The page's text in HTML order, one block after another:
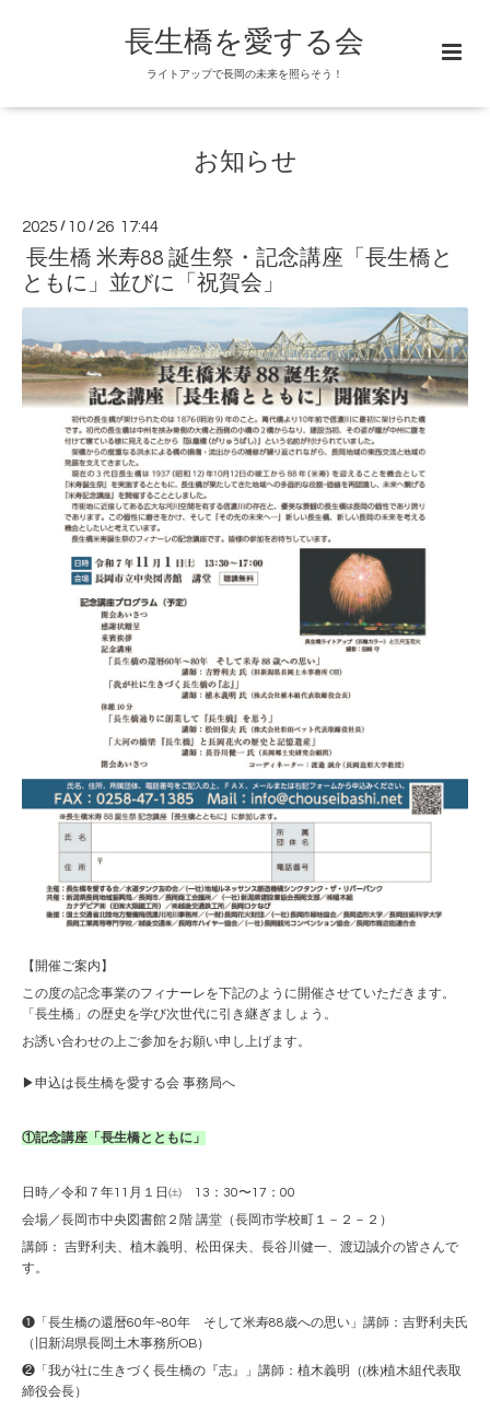
長生橋を愛する会
ライトアップで長岡の未来を照らそう！
お知らせ
2025 / 10 / 26 17:44
長生橋 米寿88 誕生祭・記念講座「長生橋と
ともに」並びに「祝賀会」
【開催ご案内】
この度の記念事業のフィナーレを下記のように開催させていただきます。
「長生橋」の歴史を学び次世代に引き継ぎましょう。
お誘い合わせの上ご参加をお願い申し上げます。
▶申込は長生橋を愛する会 事務局へ
①記念講座「長生橋とともに」
日時／令和７年11月１日㈯ 13：30〜17：00
会場／長岡市中央図書館２階 講堂（長岡市学校町１－２－２）
講師： 吉野利夫、植木義明、松田保夫、長谷川健一、渡辺誠介の皆さんで
す。
❶「長生橋の還暦60年~80年 そして米寿88歳への思い」講師：吉野利夫氏
（旧新潟県長岡土木事務所OB）
❷「我が社に生きづく長生橋の『志』」講師：植木義明（(株)植木組代表取
締役会長）